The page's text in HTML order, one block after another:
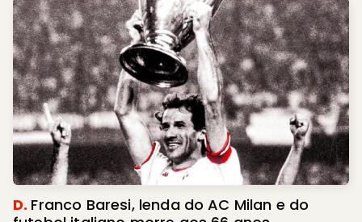
D. Franco Baresi, lenda do AC Milan e do